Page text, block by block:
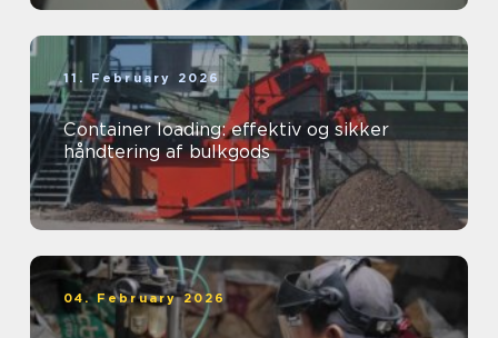
11. February 2026
Container loading: effektiv og sikker
håndtering af bulkgods
04. February 2026